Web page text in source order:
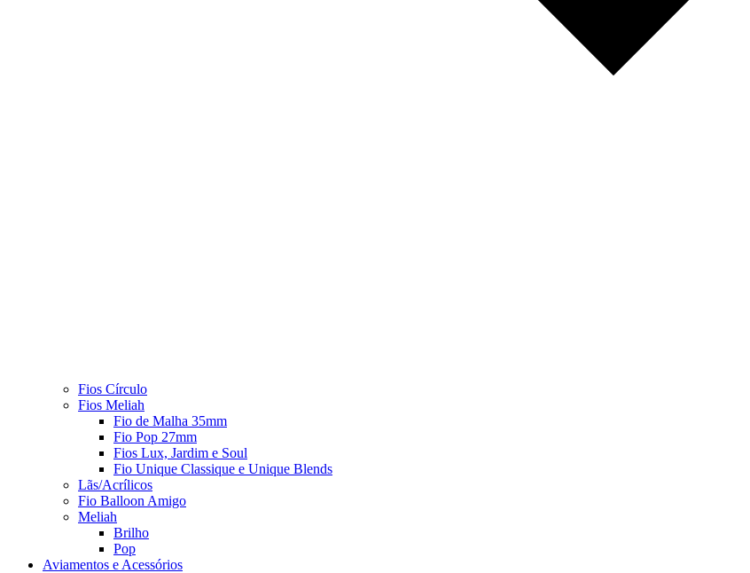
Fios Círculo
Fios Meliah
Fio de Malha 35mm
Fio Pop 27mm
Fios Lux, Jardim e Soul
Fio Unique Classique e Unique Blends
Lãs/Acrílicos
Fio Balloon Amigo
Meliah
Brilho
Pop
Aviamentos e Acessórios